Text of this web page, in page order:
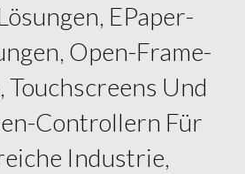
EPaper-
Open-Frame-
Und
Controllern Für
Industrie,